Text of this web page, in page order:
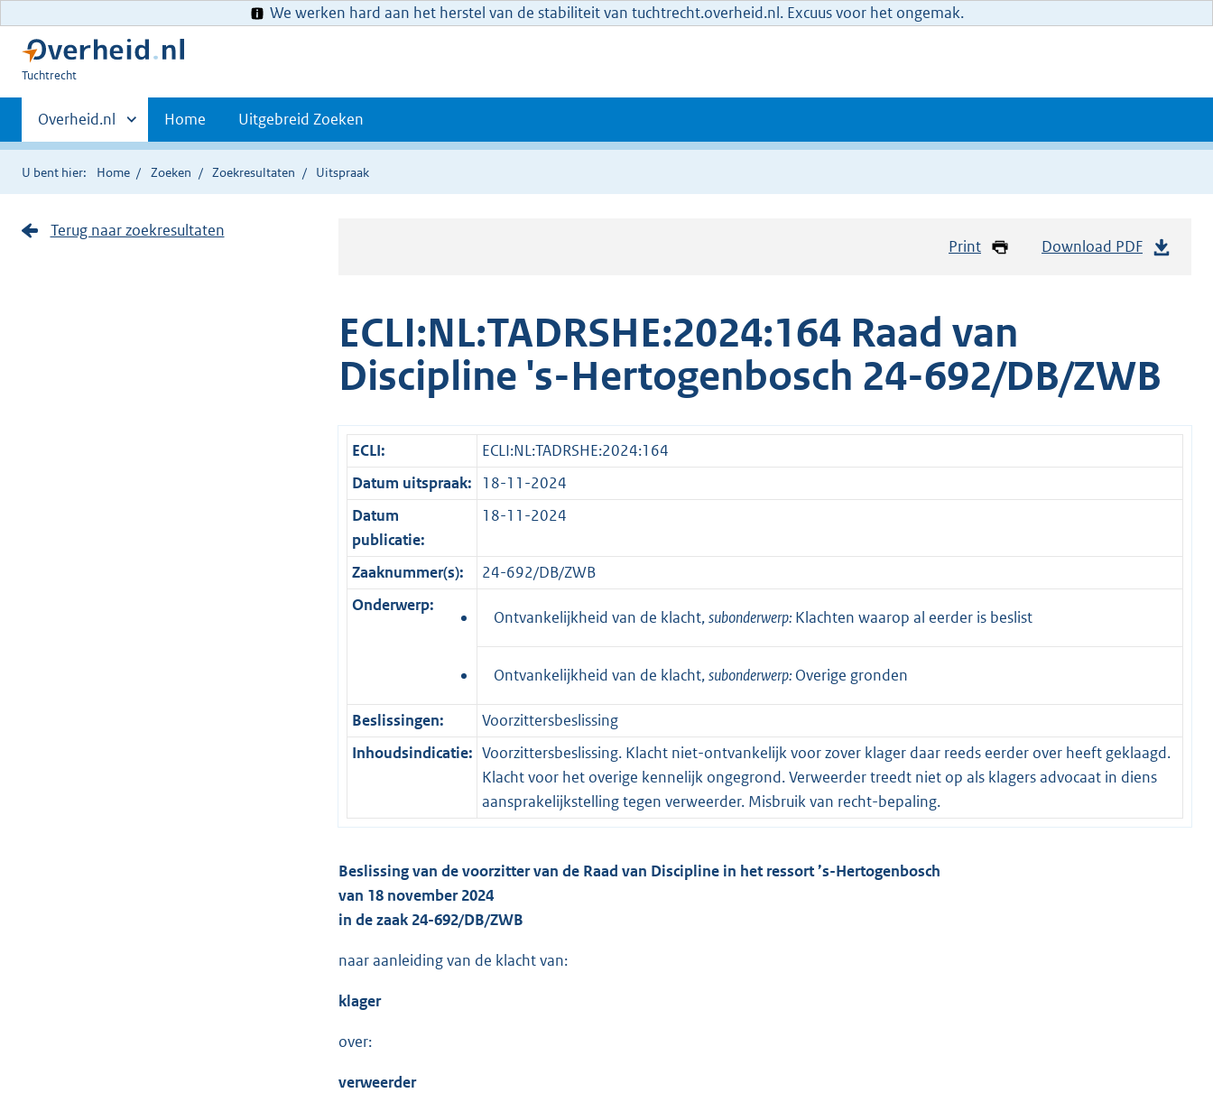
We werken hard aan het herstel van de stabiliteit van tuchtrecht.overheid.nl. Excuus voor het ongemak.
U
hier:
Tuchtrecht
Primaire
navigatie
Andere
sites
binnen
Overheid.nl Home Uitgebreid Zoeken
U bent hier: Home Zoeken Zoekresultaten Uitspraak
Print Download PDF
ECLI:NL:TADRSHE:2024:164 Raad van
Discipline 's-Hertogenbosch 24-692/DB/ZWB
ECLI:
ECLI:NL:TADRSHE:2024:164
Datum uitspraak:
18-11-2024
Datum
publicatie:
18-11-2024
Zaaknummer(s):
24-692/DB/ZWB
Onderwerp:
Ontvankelijkheid van de klacht,subonderwerp: Klachten waarop al eerder is beslist
Ontvankelijkheid van de klacht,subonderwerp: Overige gronden
Beslissingen:
Voorzittersbeslissing
Inhoudsindicatie: Voorzittersbeslissing. Klacht niet-ontvankelijk voor zover klager daar reeds eerder over heeft geklaagd.
Klacht voor het overige kennelijk ongegrond. Verweerder treedt niet op als klagers advocaat in diens
aansprakelijkstelling tegen verweerder. Misbruik van recht-bepaling.
Beslissing van de voorzitter van de Raad van Discipline in het ressort ’s-Hertogenbosch
van 18 november 2024
in de zaak 24-692/DB/ZWB
naar aanleiding van de klacht van:
klager
over:
verweerder
Terug naar zoekresultaten